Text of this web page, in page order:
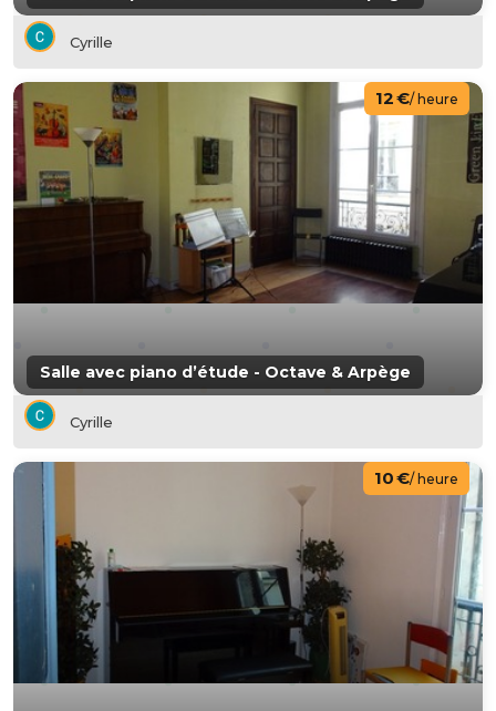
Cyrille
Salle avec piano d’étude - Octave & Arpège
12 €/ heure
Cyrille
10 €/ heure